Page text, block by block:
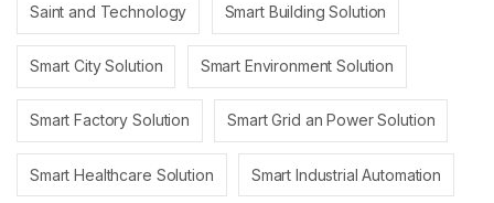
Saint and Technology Smart Building Solution
Smart City Solution Smart Environment Solution
Smart Factory Solution Smart Grid an Power Solution
Smart Healthcare Solution Smart Industrial Automation